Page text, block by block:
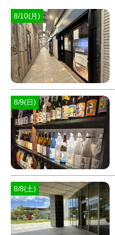
8/10(月)
8/9(日)
8/8(土)